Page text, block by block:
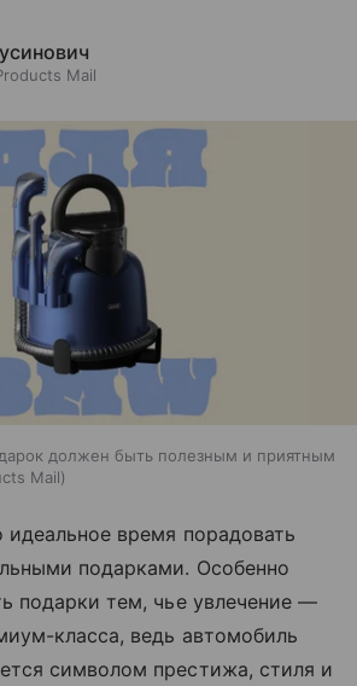
Mail
должен быть полезным и приятным
Mail
время порадовать
подарками. Особенно
подарки тем, чье увлечение —
класса, ведь автомобиль
символом престижа, стиля и